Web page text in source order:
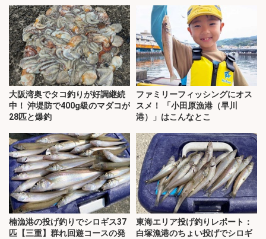
大阪湾奥でタコ釣りが好調継続
中！ 沖堤防で400g級のマダコが
28匹と爆釣
ファミリーフィッシングにオス
スメ！ 「小田原漁港（早川
港）」はこんなとこ
楠漁港の投げ釣りでシロギス37
匹【三重】群れ回遊コースの発
東海エリア投げ釣りレポート：
白塚漁港のちょい投げでシロギ